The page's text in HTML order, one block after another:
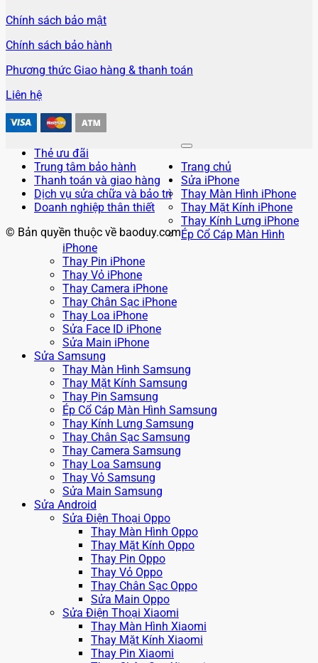
Chính sách bảo mật
Chính sách bảo hành
Phương thức Giao hàng & thanh toán
Liên hệ
Thẻ ưu đãi
Trung tâm bảo hành
Thanh toán và giao hàng
Dịch vụ sửa chữa và bảo trì
Doanh nghiệp thân thiết
© Bản quyền thuộc về baoduy.com
Trang chủ
Sửa iPhone
Thay Màn Hình iPhone
Thay Mặt Kính iPhone
Thay Kính Lưng iPhone
Ép Cổ Cáp Màn Hình
iPhone
Thay Pin iPhone
Thay Vỏ iPhone
Thay Camera iPhone
Thay Chân Sạc iPhone
Thay Loa iPhone
Sửa Face ID iPhone
Sửa Main iPhone
Sửa Samsung
Thay Màn Hình Samsung
Thay Mặt Kính Samsung
Thay Pin Samsung
Ép Cổ Cáp Màn Hình Samsung
Thay Kính Lưng Samsung
Thay Chân Sạc Samsung
Thay Camera Samsung
Thay Loa Samsung
Thay Vỏ Samsung
Sửa Main Samsung
Sửa Android
Sửa Điện Thoại Oppo
Thay Màn Hình Oppo
Thay Mặt Kính Oppo
Thay Pin Oppo
Thay Vỏ Oppo
Thay Chân Sạc Oppo
Sửa Main Oppo
Sửa Điện Thoại Xiaomi
Thay Màn Hình Xiaomi
Thay Mặt Kính Xiaomi
Thay Pin Xiaomi